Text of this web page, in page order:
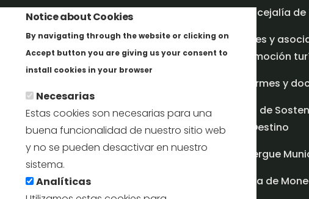
Notice about Cookies
By navigating through the website or clicking on
Accept button you are giving us your consent to
install cookies in your browser
Necesarias
Estas cookies son necesarias para una
buena funcionalidad de nuestro sitio web
y no se pueden desactivar en nuestro
sistema.
Analíticas
Concejalía
Redes y
promoción
Informes y
Plan de
en Destino
Albergue
Casa de